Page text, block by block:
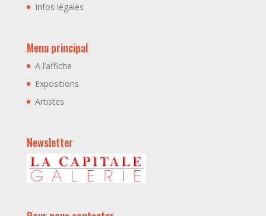
Infos légales
Menu principal
A l’affiche
Expositions
Artistes
Newsletter